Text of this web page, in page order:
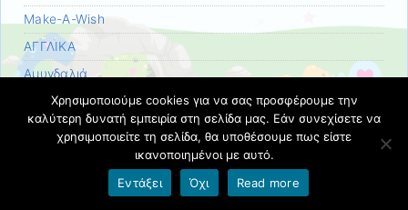
Make-A-Wish
ΑΓΓΛΙΚΑ
Αμυγδαλιά
Ανακύκλωση
Άνοιξη
Αποδημητικά πουλιά
Χρησιμοποιούμε cookies για να σας προσφέρουμε την
καλύτερη δυνατή εμπειρία στη σελίδα μας. Εάν συνεχίσετε να
χρησιμοποιείτε τη σελίδα, θα υποθέσουμε πως είστε
ικανοποιημένοι με αυτό.
Εντάξει
Όχι Read more